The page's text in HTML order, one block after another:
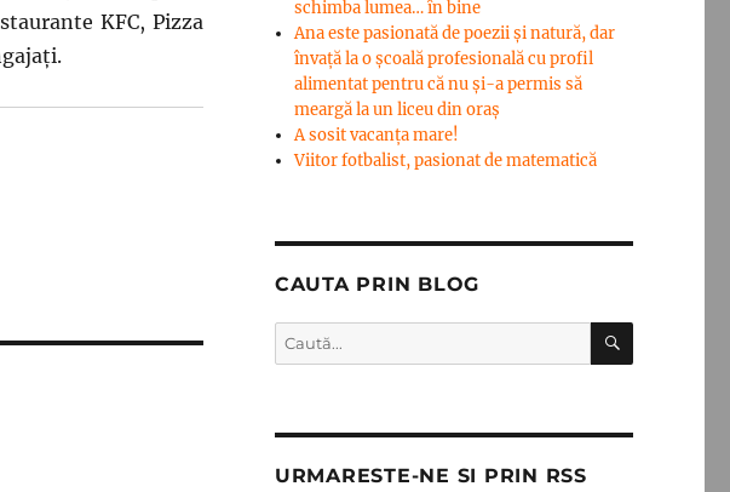
KFC, Pizza
schimba lumea… în bine
Ana este pasionată de poezii și natură, dar
învață la o școală profesională cu profil
alimentat pentru că nu și-a permis să
meargă la un liceu din oraș
A sosit vacanța mare!
Viitor fotbalist, pasionat de matematică
CAUTA PRIN BLOG
Caută
după:
CĂUTARE
URMARESTE-NE SI PRIN RSS